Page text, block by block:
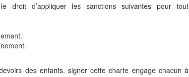
droit d’appliquer les sanctions suivantes pour tout
des enfants, signer cette charte engage chacun à